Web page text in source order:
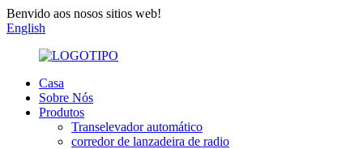
Benvido aos nosos sitios web!
English
Casa
Sobre Nós
Produtos
Transelevador automático
corredor de lanzadeira de radio